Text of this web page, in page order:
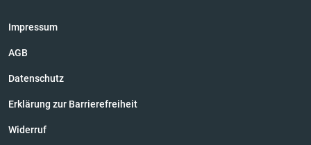
Impressum
AGB
Datenschutz
Erklärung zur Barrierefreiheit
Widerruf